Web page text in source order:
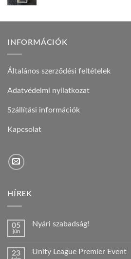
INFORMÁCIÓK
Általános szerződési feltételek
Adatvédelmi nyilatkozat
Szállítási információk
Kapcsolat
HÍREK
05
jún
Nyári szabadság!
Nyári
23 Unity League Premier Event